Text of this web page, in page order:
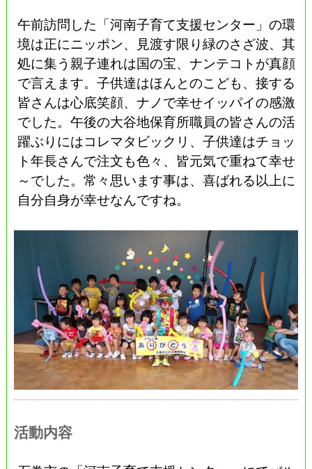
午前訪問した「河南子育て支援センター」の環
境は正にニッポン、見渡す限り緑のさざ波、其
処に集う親子連れは国の宝、ナンテコトが真顔
で言えます。子供達はほんとのこども、接する
皆さんは心底笑顔、ナノで幸せイッパイの感激
でした。午後の大谷地保育所職員の皆さんの活
躍ぶりにはコレマタビックリ、子供達はチョッ
ト年長さんで注文も色々、皆元気で重ねて幸せ
～でした。常々思います事は、喜ばれる以上に
自分自身が幸せなんですね。
活動内容